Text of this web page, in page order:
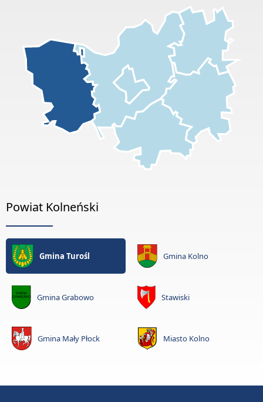
Powiat Kolneński
Gmina Turośl Gmina Kolno
Gmina Grabowo Stawiski
Gmina Mały Płock Miasto Kolno